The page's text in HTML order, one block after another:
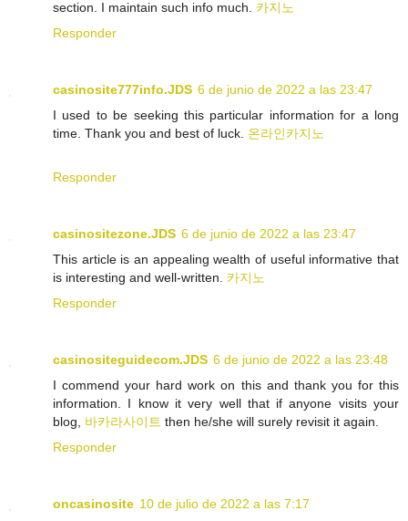
section. I maintain such info much. 카지노
Responder
casinosite777info.JDS 6 de junio de 2022 a las 23:47
I used to be seeking this particular information for a long
time. Thank you and best of luck. 온라인카지노
Responder
casinositezone.JDS 6 de junio de 2022 a las 23:47
This article is an appealing wealth of useful informative that
is interesting and well-written. 카지노
Responder
casinositeguidecom.JDS 6 de junio de 2022 a las 23:48
I commend your hard work on this and thank you for this
information. I know it very well that if anyone visits your
blog, 바카라사이트 then he/she will surely revisit it again.
Responder
oncasinosite 10 de julio de 2022 a las 7:17